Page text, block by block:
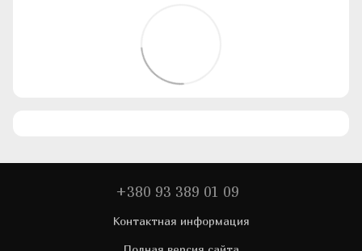
+380 93 389 01 09
Контактная информация